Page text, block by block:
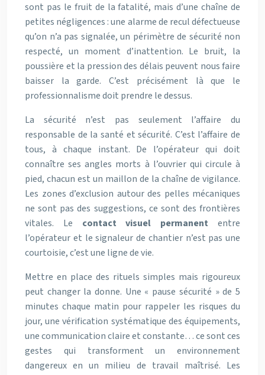
sont pas le fruit de la fatalité, mais d’une chaîne de
petites négligences : une alarme de recul défectueuse
qu’on n’a pas signalée, un périmètre de sécurité non
respecté, un moment d’inattention. Le bruit, la
poussière et la pression des délais peuvent nous faire
baisser la garde. C’est précisément là que le
professionnalisme doit prendre le dessus.
La sécurité n’est pas seulement l’affaire du
responsable de la santé et sécurité. C’est l’affaire de
tous, à chaque instant. De l’opérateur qui doit
connaître ses angles morts à l’ouvrier qui circule à
pied, chacun est un maillon de la chaîne de vigilance.
Les zones d’exclusion autour des pelles mécaniques
ne sont pas des suggestions, ce sont des frontières
vitales. Le contact visuel permanent entre
l’opérateur et le signaleur de chantier n’est pas une
courtoisie, c’est une ligne de vie.
Mettre en place des rituels simples mais rigoureux
peut changer la donne. Une « pause sécurité » de 5
minutes chaque matin pour rappeler les risques du
jour, une vérification systématique des équipements,
une communication claire et constante… ce sont ces
gestes qui transforment un environnement
dangereux en un milieu de travail maîtrisé. Les